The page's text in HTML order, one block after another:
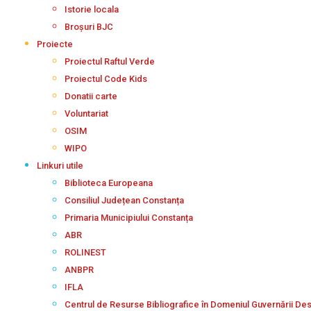
Istorie locala
Broșuri BJC
Proiecte
Proiectul Raftul Verde
Proiectul Code Kids
Donatii carte
Voluntariat
OSIM
WIPO
Linkuri utile
Biblioteca Europeana
Consiliul Județean Constanța
Primaria Municipiului Constanța
ABR
ROLINEST
ANBPR
IFLA
Centrul de Resurse Bibliografice în Domeniul Guvernării